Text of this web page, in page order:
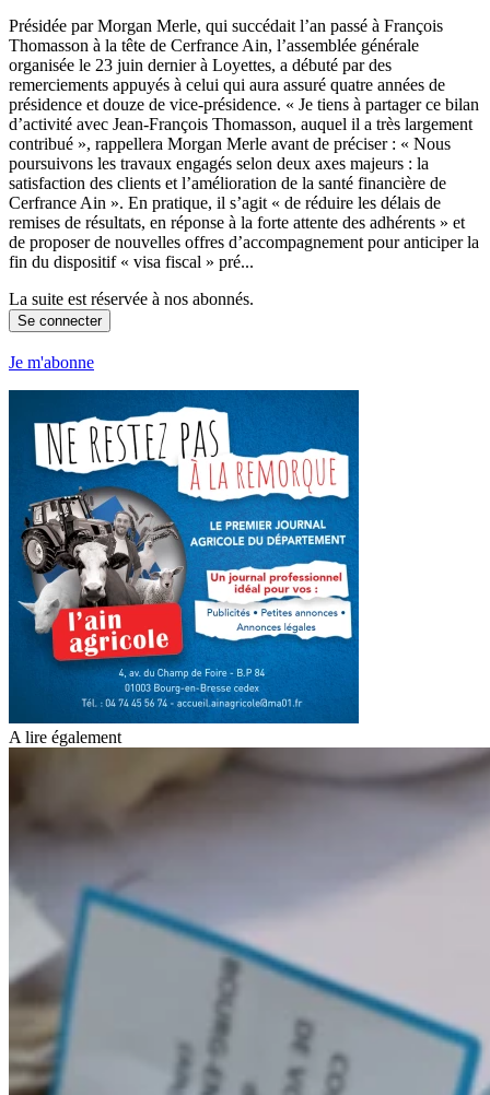
Présidée par Morgan Merle, qui succédait l’an passé à François
Thomasson à la tête de Cerfrance Ain, l’assemblée générale
organisée le 23 juin dernier à Loyettes, a débuté par des
remerciements appuyés à celui qui aura assuré quatre années de
présidence et douze de vice-présidence. « Je tiens à partager ce bilan
d’activité avec Jean-François Thomasson, auquel il a très largement
contribué », rappellera Morgan Merle avant de préciser : « Nous
poursuivons les travaux engagés selon deux axes majeurs : la
satisfaction des clients et l’amélioration de la santé financière de
Cerfrance Ain ». En pratique, il s’agit « de réduire les délais de
remises de résultats, en réponse à la forte attente des adhérents » et
de proposer de nouvelles offres d’accompagnement pour anticiper la
fin du dispositif « visa fiscal » pré...
La suite est réservée à nos abonnés.
Se connecter
Je m'abonne
A lire également